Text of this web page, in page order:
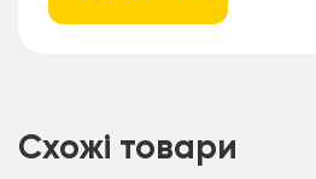
Схожі товари